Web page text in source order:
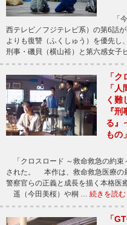
「今
西テレビ／フジテレビ系）の第6話
よりも復讐（ふくしゅう）を優先し
刑事・磯貝（横山裕）と第六感女子
「
「
く難
『
る』
もの」
「クロスロード ～救命救急の約束
された。 本作は、救命救急医療の
警察官らの正義と成長を描く本格医
遥（今田美桜）や桐 … 続きを読む
「